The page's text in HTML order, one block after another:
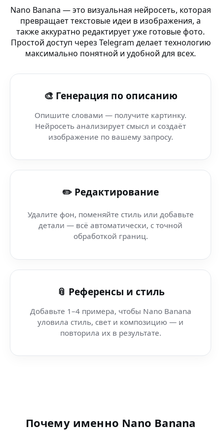
AI ocean art — Artsmart AI — редактируй и создавай
AI Фото Редактор Русский (Opera Mini) — генерация
AI Anime Инструменты — Paint AI — мгновенно через
AI cinematic light (фотолаборатория) — мощь
AI Улучшение Арта — Nano Banana — платформа
AI Арт Бот (Nano Banana Web) — AI-редактор Nano
Стикеры (AI-редактор в браузере) — AI генератор для
Nano Banana — это визуальная нейросеть, которая
превращает текстовые идеи в изображения, а
также аккуратно редактирует уже готовые фото.
Простой доступ через Telegram делает технологию
максимально понятной и удобной для всех.
🎨 Генерация по описанию
Опишите словами — получите картинку.
Нейросеть анализирует смысл и создаёт
изображение по вашему запросу.
✏️ Редактирование
Удалите фон, поменяйте стиль или добавьте
детали — всё автоматически, с точной
обработкой границ.
📎 Референсы и стиль
Добавьте 1–4 примера, чтобы Nano Banana
уловила стиль, свет и композицию — и
повторила их в результате.
Почему именно Nano Banana